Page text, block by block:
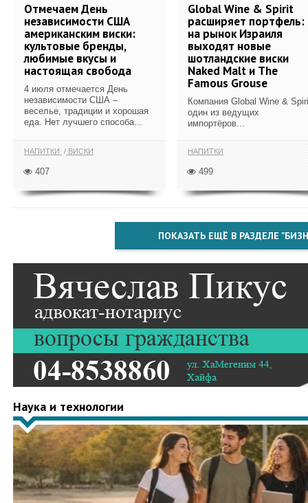
Отмечаем День
независимости США
американским виски:
культовые бренды,
любимые вкусы и
настоящая свобода
4 июля отмечается День
независимости США –
веселье, традиции и хорошая
еда. Нет лучшего способа...
НАПИТКИ ВИСКИ
407
Global Wine & Spirit
расширяет портфель:
на рынок Израиля
выходят новые
шотландские виски
Naked Malt и The
Famous Grouse
Компания Global Wine &
один из ведущих
импортёров...
НАПИТКИ
499
ПОКАЗАТЬ ЕЩЁ В РАЗДЕЛЕ
Наука и технологии